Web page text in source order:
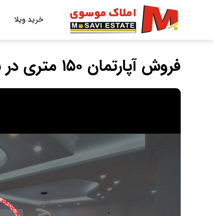
خرید ویلا
فروش آپارتمان ۱۵۰ متری در بابلسر